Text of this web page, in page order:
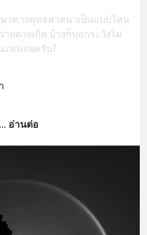
นวทางพุทธศาสนาเป็นแบบไหน
ยตายเกิด บ้างก็บอกระวังไม่
ะหน่อยครับ?
... อ่านต่อ